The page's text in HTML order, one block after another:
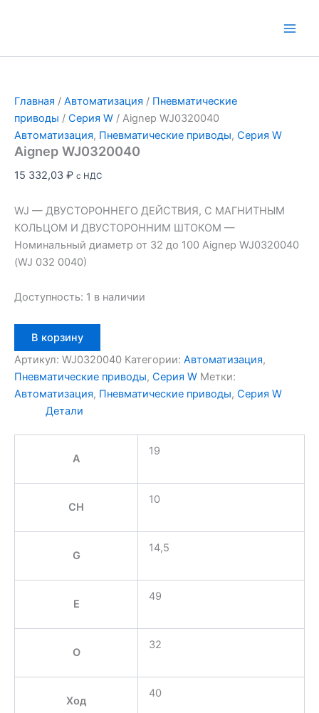
Главная / Автоматизация / Пневматические
приводы / Серия W / Aignep WJ0320040
Автоматизация, Пневматические приводы, Серия W
Aignep WJ0320040
15 332,03 ₽ с НДС
WJ — ДВУСТОРОННЕГО ДЕЙСТВИЯ, С МАГНИТНЫМ
КОЛЬЦОМ И ДВУСТОРОННИМ ШТОКОМ —
Номинальный диаметр от 32 до 100 Aignep WJ0320040
(WJ 032 0040)
Доступность: 1 в наличии
товара
Aignep
WJ0320040
В корзину
Артикул: WJ0320040 Категории: Автоматизация,
Пневматические приводы, Серия W Метки:
Автоматизация, Пневматические приводы, Серия W
Детали
A
19
CH
10
G
14,5
E
49
O
32
Ход
40